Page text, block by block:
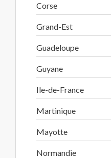
Corse
Grand-Est
Guadeloupe
Guyane
Ile-de-France
Martinique
Mayotte
Normandie